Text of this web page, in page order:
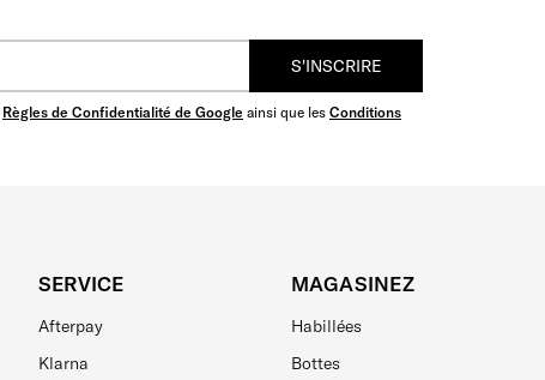
S'INSCRIRE
Règles de Confidentialité de Google ainsi que les Conditions
SERVICE
Afterpay
Klarna
MAGASINEZ
Habillées
Bottes